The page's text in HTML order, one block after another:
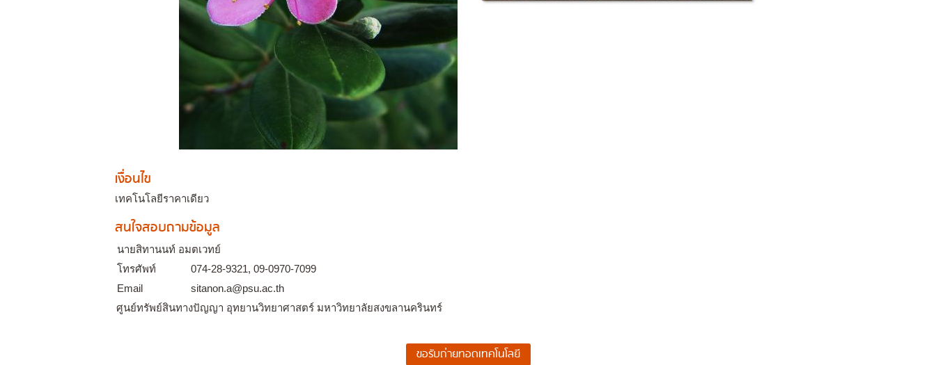
เงื่อนไข
เทคโนโลยีราคาเดียว
สนใจสอบถามข้อมูล
นายสิทานนท์ อมตเวทย์
โทรศัพท์
074-28-9321, 09-0970-7099
Email
sitanon.a@psu.ac.th
ศูนย์ทรัพย์สินทางปัญญา อุทยานวิทยาศาสตร์ มหาวิทยาลัยสงขลานครินทร์